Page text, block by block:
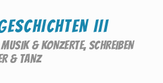
III
MUSIK & KONZERTE, SCHREIBEN
& TANZ